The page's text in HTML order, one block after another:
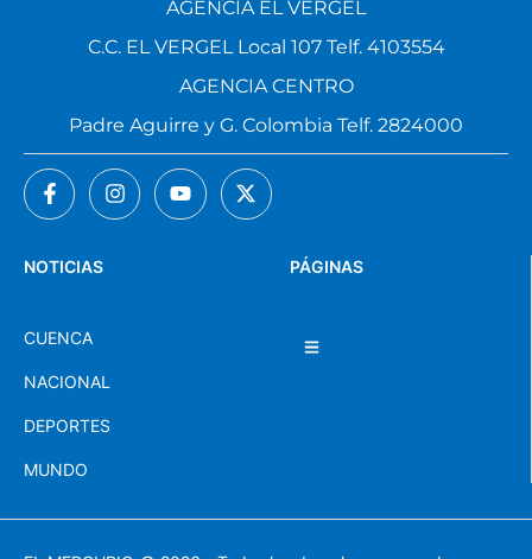
PÁGINAS
NOTICIAS
CUENCA
NACIONAL
DEPORTES
MUNDO
AGENCIA EL VERGEL
C.C. EL VERGEL Local 107 Telf. 4103554
AGENCIA CENTRO
Padre Aguirre y G. Colombia Telf. 2824000